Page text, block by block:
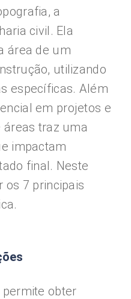
a
civil. Ela
área de um
utilizando
específicas. Além
em projetos e
áreas traz uma
impactam
final. Neste
os 7 principais
obter